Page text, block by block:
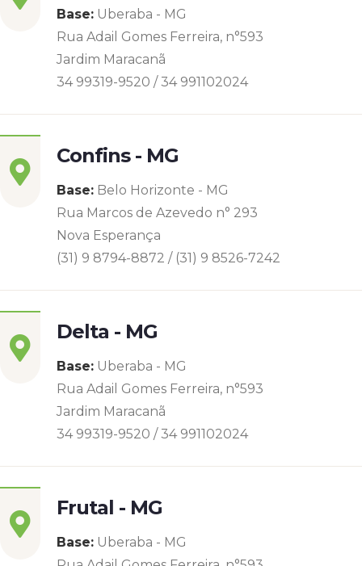
Base: Uberaba - MG
Rua Adail Gomes Ferreira, n°593
Jardim Maracanã
34 99319-9520 / 34 991102024
Confins - MG
Base: Belo Horizonte - MG
Rua Marcos de Azevedo n° 293
Nova Esperança
(31) 9 8794-8872 / (31) 9 8526-7242
Delta - MG
Base: Uberaba - MG
Rua Adail Gomes Ferreira, n°593
Jardim Maracanã
34 99319-9520 / 34 991102024
Frutal - MG
Base: Uberaba - MG